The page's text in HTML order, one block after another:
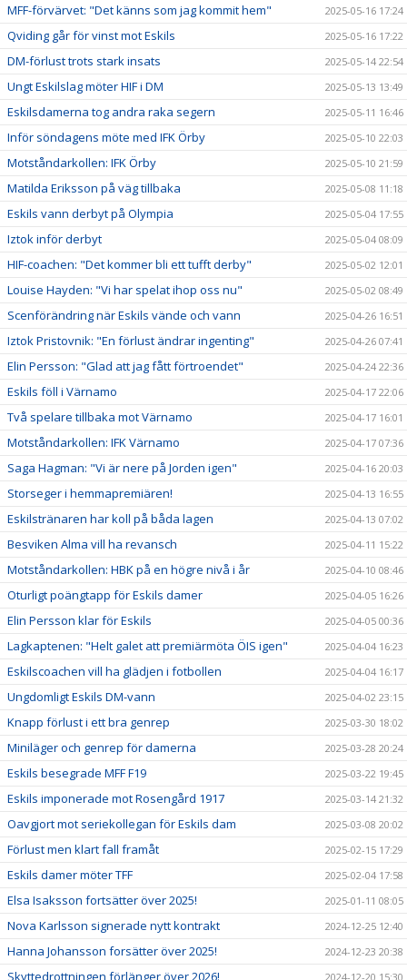
MFF-förvärvet: "Det känns som jag kommit hem" 2025-05-16 17:24
Qviding går för vinst mot Eskils 2025-05-16 17:22
DM-förlust trots stark insats 2025-05-14 22:54
Ungt Eskilslag möter HIF i DM 2025-05-13 13:49
Eskilsdamerna tog andra raka segern 2025-05-11 16:46
Inför söndagens möte med IFK Örby 2025-05-10 22:03
Motståndarkollen: IFK Örby 2025-05-10 21:59
Matilda Eriksson på väg tillbaka 2025-05-08 11:18
Eskils vann derbyt på Olympia 2025-05-04 17:55
Iztok inför derbyt 2025-05-04 08:09
HIF-coachen: "Det kommer bli ett tufft derby" 2025-05-02 12:01
Louise Hayden: "Vi har spelat ihop oss nu" 2025-05-02 08:49
Scenförändring när Eskils vände och vann 2025-04-26 16:51
Iztok Pristovnik: "En förlust ändrar ingenting" 2025-04-26 07:41
Elin Persson: "Glad att jag fått förtroendet" 2025-04-24 22:36
Eskils föll i Värnamo 2025-04-17 22:06
Två spelare tillbaka mot Värnamo 2025-04-17 16:01
Motståndarkollen: IFK Värnamo 2025-04-17 07:36
Saga Hagman: "Vi är nere på Jorden igen" 2025-04-16 20:03
Storseger i hemmapremiären! 2025-04-13 16:55
Eskilstränaren har koll på båda lagen 2025-04-13 07:02
Besviken Alma vill ha revansch 2025-04-11 15:22
Motståndarkollen: HBK på en högre nivå i år 2025-04-10 08:46
Oturligt poängtapp för Eskils damer 2025-04-05 16:26
Elin Persson klar för Eskils 2025-04-05 00:36
Lagkaptenen: "Helt galet att premiärmöta ÖIS igen" 2025-04-04 16:23
Eskilscoachen vill ha glädjen i fotbollen 2025-04-04 16:17
Ungdomligt Eskils DM-vann 2025-04-02 23:15
Knapp förlust i ett bra genrep 2025-03-30 18:02
Miniläger och genrep för damerna 2025-03-28 20:24
Eskils besegrade MFF F19 2025-03-22 19:45
Eskils imponerade mot Rosengård 1917 2025-03-14 21:32
Oavgjort mot seriekollegan för Eskils dam 2025-03-08 20:02
Förlust men klart fall framåt 2025-02-15 17:29
Eskils damer möter TFF 2025-02-04 17:58
Elsa Isaksson fortsätter över 2025! 2025-01-11 08:05
Nova Karlsson signerade nytt kontrakt 2024-12-25 12:40
Hanna Johansson forsätter över 2025! 2024-12-23 20:38
Skyttedrottningen förlänger över 2026! 2024-12-20 15:30